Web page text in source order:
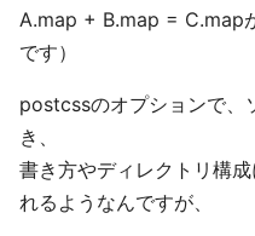
A.map + B.map = C.map
です）
postcssのオプションで、
き、
書き方やディレクトリ構
れるようなんですが、